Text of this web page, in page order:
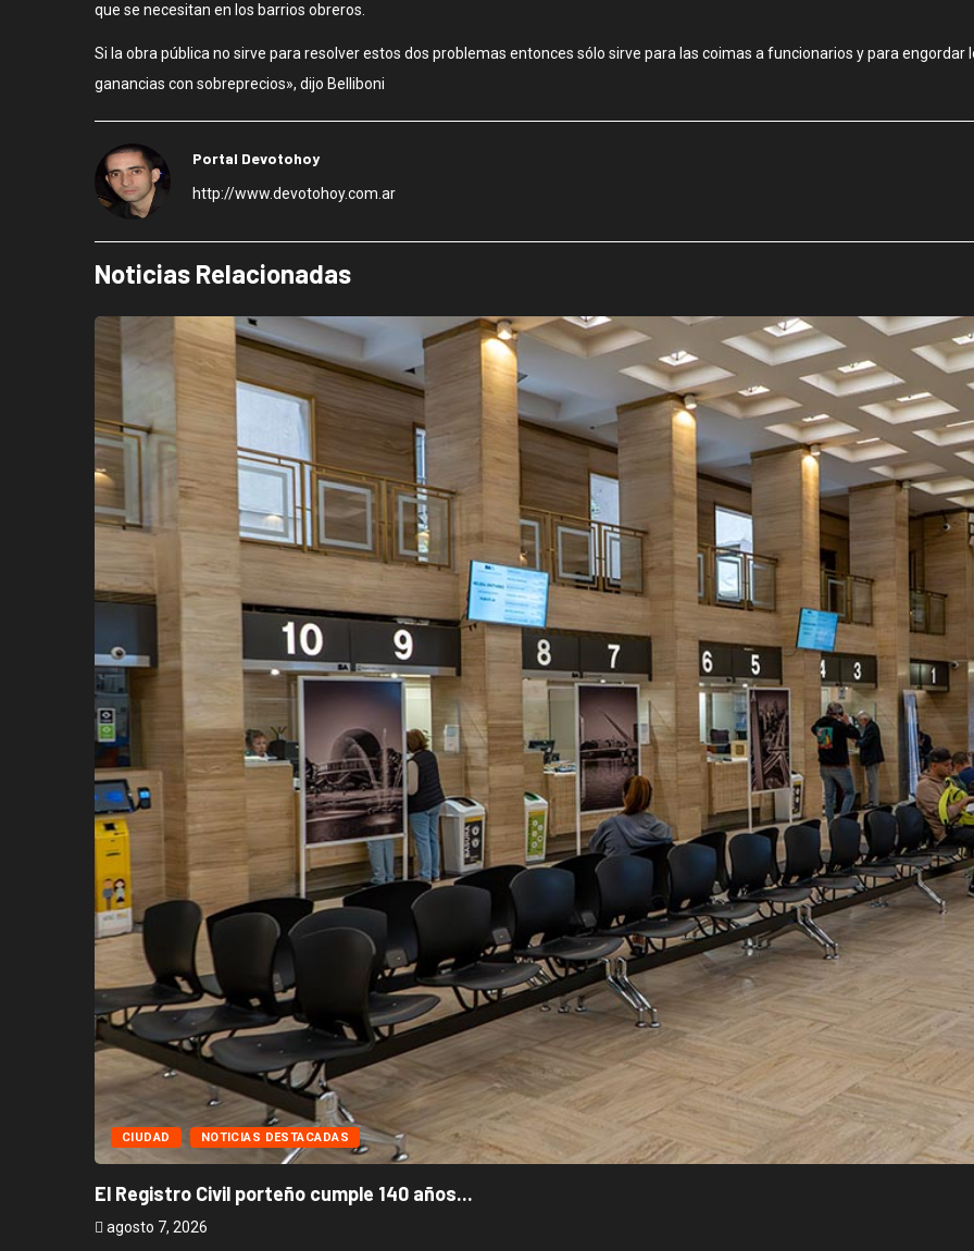
que se necesitan en los barrios obreros.
Si la obra pública no sirve para resolver estos dos problemas entonces sólo sirve para las coimas a funcionarios y para
ganancias con sobreprecios», dijo Belliboni
Portal Devotohoy
http://www.devotohoy.com.ar
Noticias Relacionadas
CIUDAD NOTICIAS DESTACADAS
El Registro Civil porteño cumple 140 años...
agosto 7, 2026